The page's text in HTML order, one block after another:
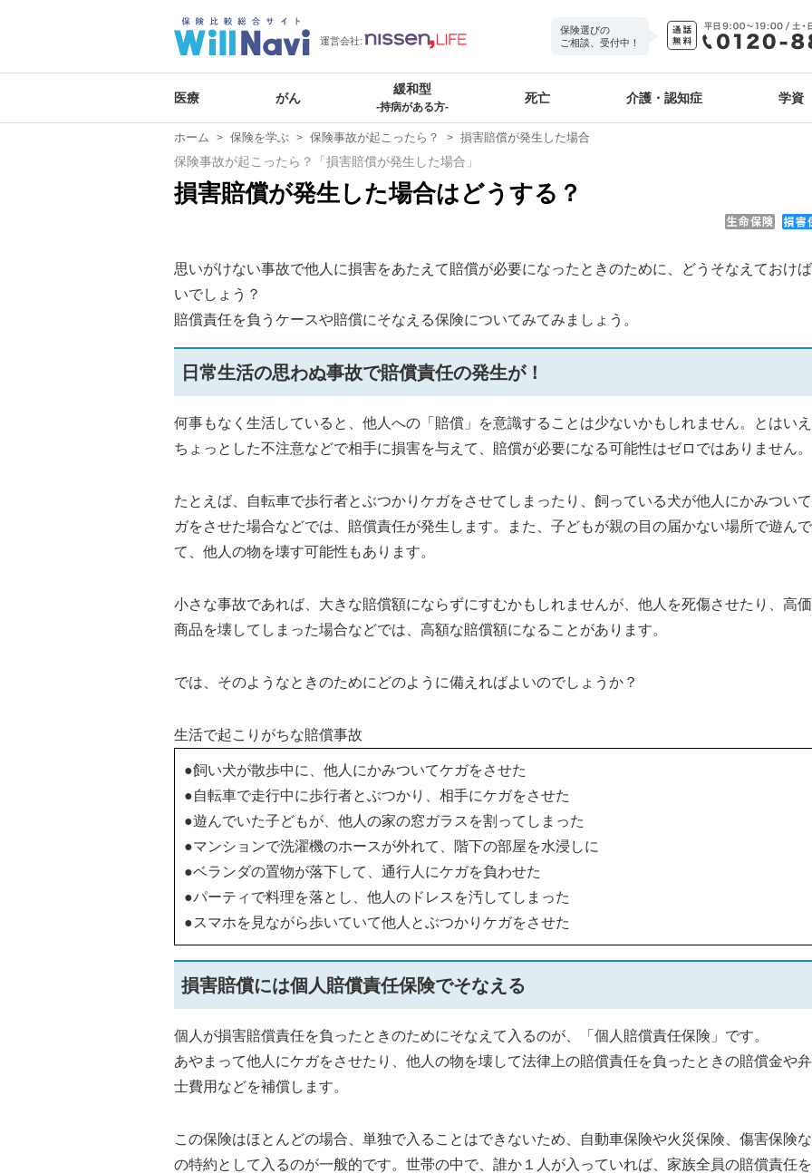
運営会社:
保険選びの
ご相談、受付中！
医療 がん
緩和型
-持病がある方-
死亡 介護・認知症 学資
ホーム 保険を学ぶ 保険事故が起こったら？ 損害賠償が発生した場合
保険事故が起こったら？「損害賠償が発生した場合」
損害賠償が発生した場合はどうする？
思いがけない事故で他人に損害をあたえて賠償が必要になったときのために、どうそなえておけ
いでしょう？
賠償責任を負うケースや賠償にそなえる保険についてみてみましょう。
日常生活の思わぬ事故で賠償責任の発生が！
何事もなく生活していると、他人への「賠償」を意識することは少ないかもしれません。とはいえ
ちょっとした不注意などで相手に損害を与えて、賠償が必要になる可能性はゼロではありません。
たとえば、自転車で歩行者とぶつかりケガをさせてしまったり、飼っている犬が他人にかみつい
ガをさせた場合などでは、賠償責任が発生します。また、子どもが親の目の届かない場所で遊ん
て、他人の物を壊す可能性もあります。
小さな事故であれば、大きな賠償額にならずにすむかもしれませんが、他人を死傷させたり、高
商品を壊してしまった場合などでは、高額な賠償額になることがあります。
では、そのようなときのためにどのように備えればよいのでしょうか？
生活で起こりがちな賠償事故
●飼い犬が散歩中に、他人にかみついてケガをさせた
●自転車で走行中に歩行者とぶつかり、相手にケガをさせた
●遊んでいた子どもが、他人の家の窓ガラスを割ってしまった
●マンションで洗濯機のホースが外れて、階下の部屋を水浸しに
●ベランダの置物が落下して、通行人にケガを負わせた
●パーティで料理を落とし、他人のドレスを汚してしまった
●スマホを見ながら歩いていて他人とぶつかりケガをさせた
損害賠償には個人賠償責任保険でそなえる
個人が損害賠償責任を負ったときのためにそなえて入るのが、「個人賠償責任保険」です。
あやまって他人にケガをさせたり、他人の物を壊して法律上の賠償責任を負ったときの賠償金や
士費用などを補償します。
この保険はほとんどの場合、単独で入ることはできないため、自動車保険や火災保険、傷害保険
の特約として入るのが一般的です。世帯の中で、誰か１人が入っていれば、家族全員の賠償責任